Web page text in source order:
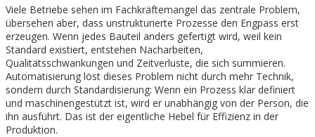
Viele Betriebe sehen im Fachkräftemangel das zentrale Problem,
übersehen aber, dass unstrukturierte Prozesse den Engpass erst
erzeugen. Wenn jedes Bauteil anders gefertigt wird, weil kein
Standard existiert, entstehen Nacharbeiten,
Qualitätsschwankungen und Zeitverluste, die sich summieren.
Automatisierung löst dieses Problem nicht durch mehr Technik,
sondern durch Standardisierung: Wenn ein Prozess klar definiert
und maschinengestützt ist, wird er unabhängig von der Person, die
ihn ausführt. Das ist der eigentliche Hebel für Effizienz in der
Produktion.